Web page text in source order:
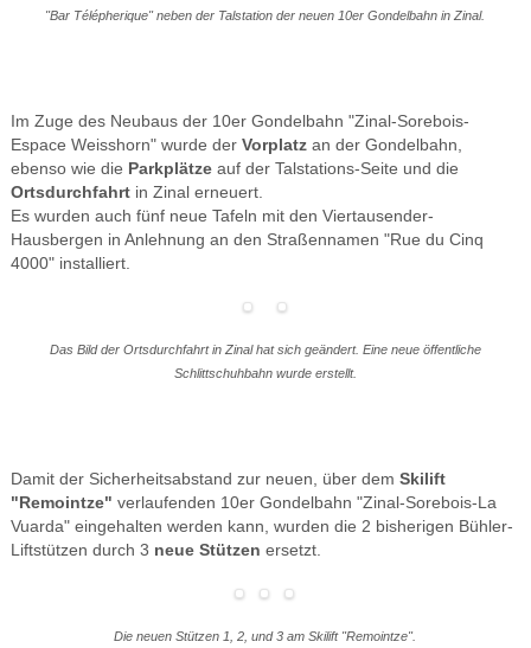
"Bar Télépherique" neben der Talstation der neuen 10er Gondelbahn in Zinal.
Im Zuge des Neubaus der 10er Gondelbahn "Zinal-Sorebois-
Espace Weisshorn" wurde der Vorplatzan der Gondelbahn,
ebenso wie die Parkplätzeauf der Talstations-Seite und die
Ortsdurchfahrtin Zinal erneuert.
Es wurden auch fünf neue Tafeln mit den Viertausender-
Hausbergen in Anlehnung an den Straßennamen "Rue du Cinq
4000" installiert.
Das Bild der Ortsdurchfahrt in Zinal hat sich geändert. Eine neue öffentliche
Schlittschuhbahn wurde erstellt.
Damit der Sicherheitsabstand zur neuen, über dem Skilift
"Remointze" verlaufenden 10er Gondelbahn "Zinal-Sorebois-La
Vuarda" eingehalten werden kann, wurden die 2 bisherigen Bühler-
Liftstützen durch 3 neue Stützen ersetzt.
Die neuen Stützen 1, 2, und 3 am Skilift "Remointze".